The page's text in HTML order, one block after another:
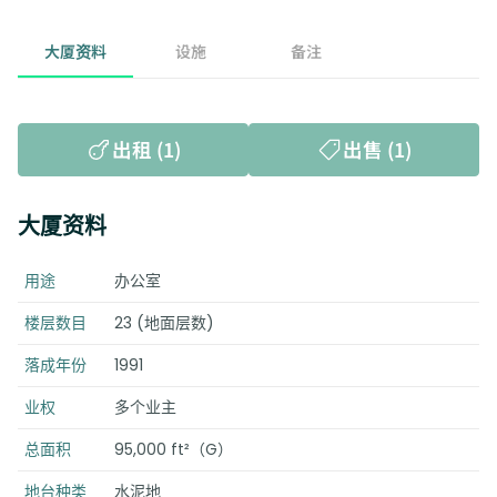
大厦资料 设施 备注
出租 (1) 出售 (1)
大厦资料
用途
办公室
楼层数目
23 (地面层数)
落成年份
1991
业权
多个业主
总面积
95,000 ft²（G）
地台种类
水泥地